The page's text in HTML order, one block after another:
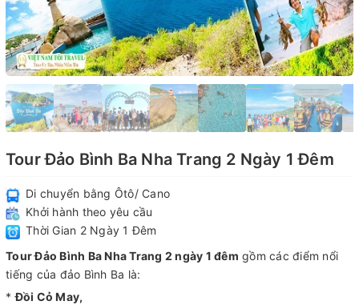
Tour Đảo Bình Ba Nha Trang 2 Ngày 1 Đêm
Di chuyển bằng Ôtô/ Cano
Khởi hành theo yêu cầu
Thời Gian 2 Ngày 1 Đêm
Tour Đảo Bình Ba Nha Trang 2 ngày 1 đêm gồm các điểm nổi
tiếng của đảo Bình Ba là:
*Đồi Cỏ May,